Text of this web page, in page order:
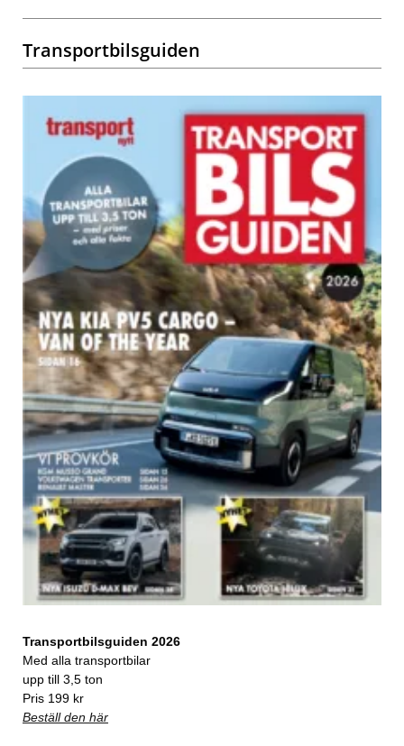
Transportbilsguiden
Transportbilsguiden 2026
Med alla transportbilar
upp till 3,5 ton
Pris 199 kr
Beställ den här